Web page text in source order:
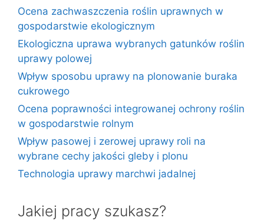
Ocena zachwaszczenia roślin uprawnych w
gospodarstwie ekologicznym
Ekologiczna uprawa wybranych gatunków roślin
uprawy polowej
Wpływ sposobu uprawy na plonowanie buraka
cukrowego
Ocena poprawności integrowanej ochrony roślin
w gospodarstwie rolnym
Wpływ pasowej i zerowej uprawy roli na
wybrane cechy jakości gleby i plonu
Technologia uprawy marchwi jadalnej
Jakiej pracy szukasz?